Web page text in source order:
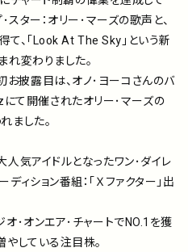
楽曲利用申込
ター：オリー･マーズの歌声と、
て、｢Look At The Sky｣という新
れ変わりました。
披露目は、オノ･ヨーコさんのバ
て開催されたオリー･マーズの
ました。
気アイドルとなったワン･ダイレ
ィション番組：｢Ｘファクター｣出
オ･オンエア･チャートでNO.1を獲
やしている注目株。